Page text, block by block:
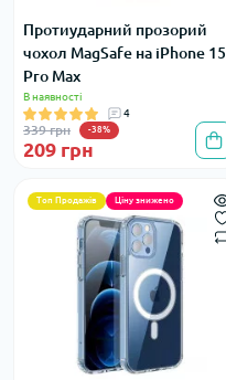
Протиударний прозорий
чохол MagSafe на iPhone 15
Pro Max
В наявності
4
339 грн -38%
209 грн
Топ Продажів Ціну знижено